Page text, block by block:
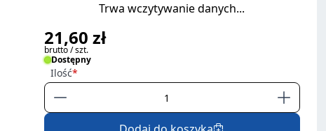
Trwa wczytywanie danych...
21,60 zł
brutto / szt.
Dostępny
Ilość